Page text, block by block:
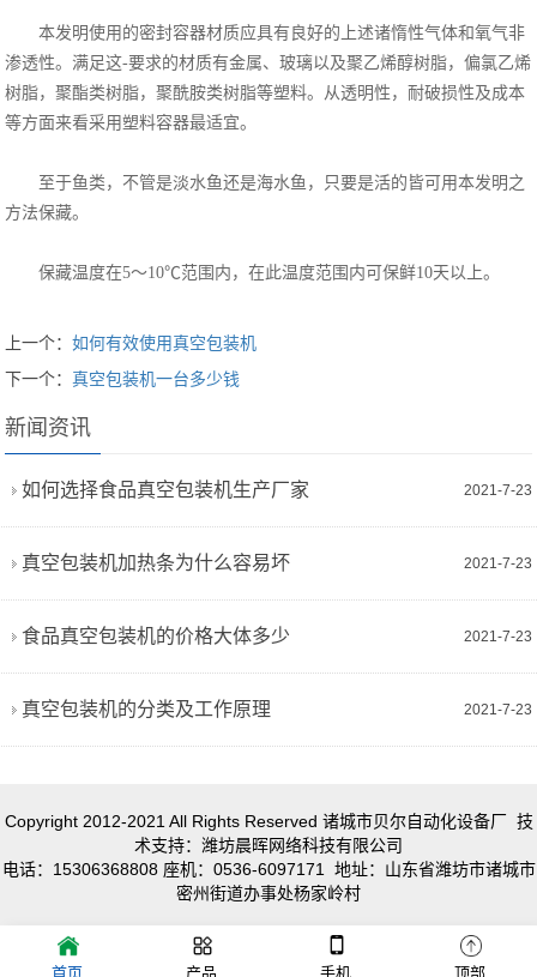
本发明使用的密封容器材质应具有良好的上述诸惰性气体和氧气非
渗透性。满足这-要求的材质有金属、玻璃以及聚乙烯醇树脂，偏氯乙烯
树脂，聚酯类树脂，聚酰胺类树脂等塑料。从透明性，耐破损性及成本
等方面来看采用塑料容器最适宜。
至于鱼类，不管是淡水鱼还是海水鱼，只要是活的皆可用本发明之
方法保藏。
保藏温度在5～10℃范围内，在此温度范围内可保鲜10天以上。
上一个：如何有效使用真空包装机
下一个：真空包装机一台多少钱
新闻资讯
2021-7-23
如何选择食品真空包装机生产厂家
2021-7-23
真空包装机加热条为什么容易坏
2021-7-23
食品真空包装机的价格大体多少
2021-7-23
真空包装机的分类及工作原理
Copyright 2012-2021 All Rights Reserved 诸城市贝尔自动化设备厂 技
术支持：潍坊晨晖网络科技有限公司
电话：15306368808 座机：0536-6097171 地址：山东省潍坊市诸城市
密州街道办事处杨家岭村
首页 产品 手机 顶部